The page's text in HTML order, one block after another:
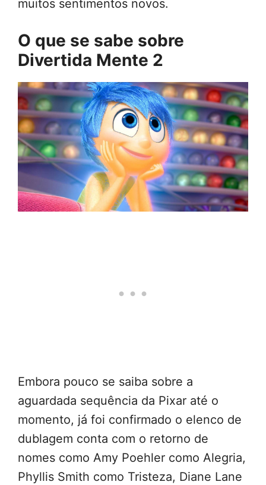
muitos sentimentos novos.
O que se sabe sobre
Divertida Mente 2
Embora pouco se saiba sobre a
aguardada sequência da Pixar até o
momento, já foi confirmado o elenco de
dublagem conta com o retorno de
nomes como Amy Poehler como Alegria,
Phyllis Smith como Tristeza, Diane Lane